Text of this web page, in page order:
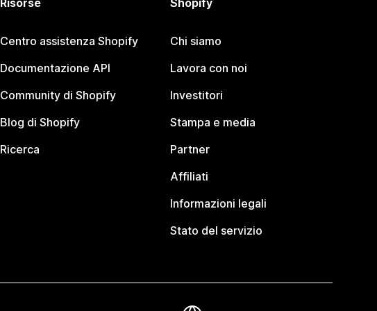
Risorse
Centro assistenza Shopify
Documentazione API
Community di Shopify
Blog di Shopify
Ricerca
Shopify
Chi siamo
Lavora con noi
Investitori
Stampa e media
Partner
Affiliati
Informazioni legali
Stato del servizio